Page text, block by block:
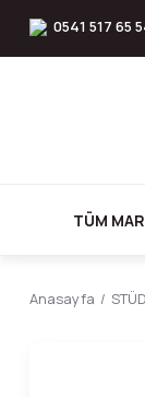
0541 517 65
TÜM
Anasayfa